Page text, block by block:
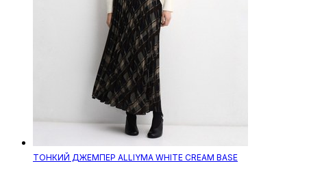
ТОНКИЙ ДЖЕМПЕР ALLIYMA WHITE CREAM BASE